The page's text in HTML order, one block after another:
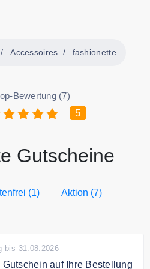
Accessoires fashionette
Bewertung (7)
5
Gutscheine
(1) Aktion (7)
bis 31.08.2026
Gutschein auf Ihre Bestellung